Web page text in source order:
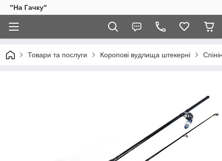
"На Гачку"
Товари та послуги Коропові вудлища штекерні